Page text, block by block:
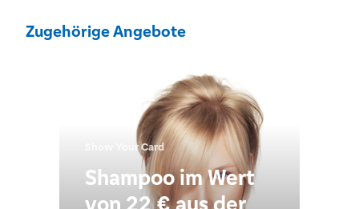
Zugehörige Angebote
Show Your Card
Shampoo im Wert